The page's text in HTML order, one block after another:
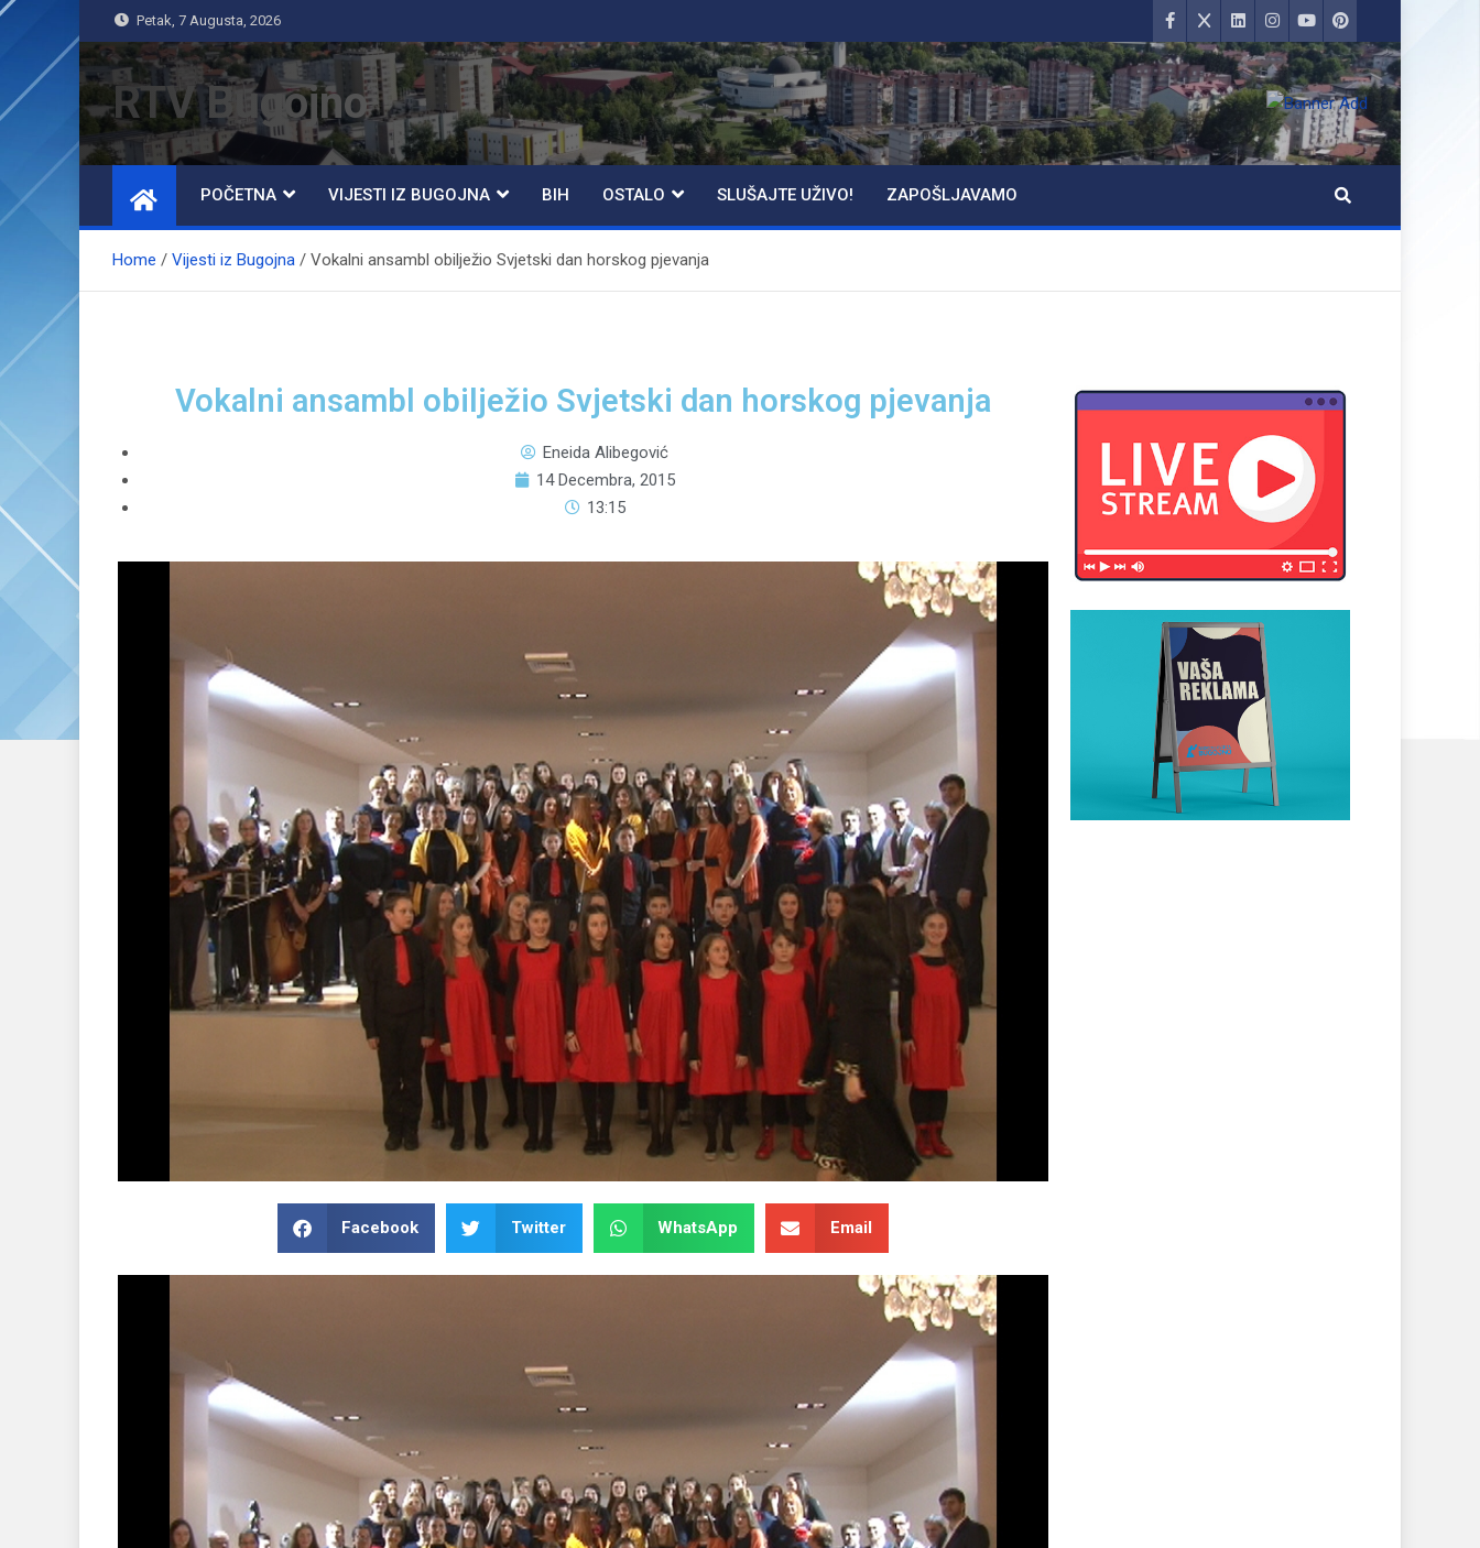
Petak, 7 Augusta, 2026
RTV Bugojno
POČETNA VIJESTI IZ BUGOJNA BIH OSTALO SLUŠAJTE UŽIVO! ZAPOŠLJAVAMO
Home Vijesti iz Bugojna Vokalni ansambl obilježio Svjetski dan horskog pjevanja
Vokalni ansambl obilježio Svjetski dan horskog pjevanja
Eneida Alibegović
14 Decembra, 2015
13:15
Facebook Twitter WhatsApp Email